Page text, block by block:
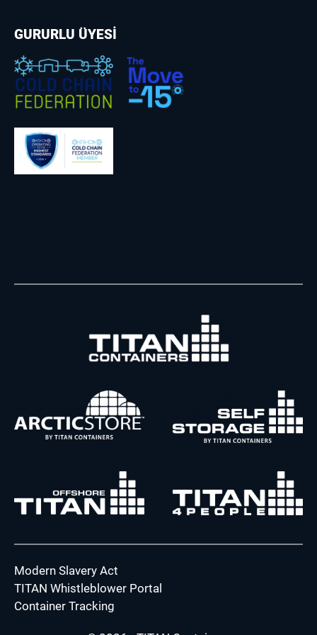
GURURLU ÜYESİ
Modern Slavery Act
TITAN Whistleblower Portal
Container Tracking